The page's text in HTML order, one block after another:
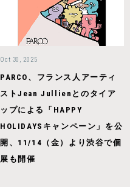
Oct 30, 2025
PARCO、フランス人アーティ
ストJean Jullienとのタイア
ップによる「HAPPY
HOLIDAYSキャンペーン」を公
開、11/14（金）より渋谷で個
展も開催